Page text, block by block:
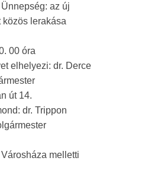
az új
lerakása
10. 00 óra
elhelyezi: dr. Derce
út 14.
dr. Trippon
melletti